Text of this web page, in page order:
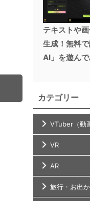
テキストや
生成！無料
AI」を遊ん
カテゴリー
VTuber（動
VR
AR
旅行・お出